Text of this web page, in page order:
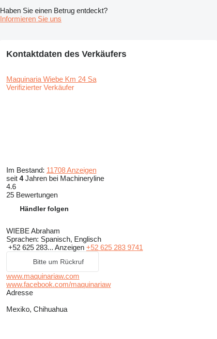
Haben Sie einen Betrug entdeckt?
Informieren Sie uns
Kontaktdaten des Verkäufers
Maquinaria Wiebe Km 24 Sa
Verifizierter Verkäufer
Im Bestand: 11708 Anzeigen
seit 4Jahren bei Machineryline
4.6
25 Bewertungen
Händler folgen
WIEBE Abraham
Sprachen: Spanisch, Englisch
+52 625 283... Anzeigen +52 625 283 9741
Bitte um Rückruf
www.maquinariaw.com
www.facebook.com/maquinariaw
Adresse
Mexiko, Chihuahua